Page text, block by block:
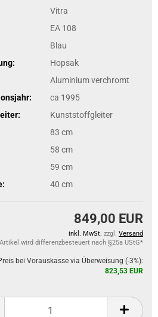
Vitra
EA 108
Blau
Hopsak
Aluminium verchromt
ca 1995
Kunststoffgleiter
83 cm
58 cm
59 cm
40 cm
849,00 EUR
inkl. MwSt. zzgl. Versand
Artikel wird differenzbesteuert nach §25a UStG*
bei Vorauskasse via Überweisung (-3%):
823,53 EUR